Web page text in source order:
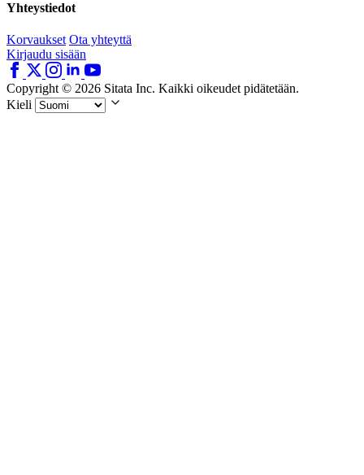
Yhteystiedot
Korvaukset Ota yhteyttä
Kirjaudu sisään
Copyright © 2026 Sitata Inc. Kaikki oikeudet pidätetään.
Kieli